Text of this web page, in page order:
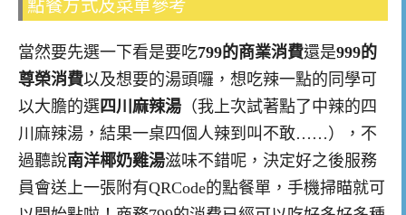
點餐方式及菜單參考
當然要先選一下看是要吃799的商業消費還是999的
尊榮消費以及想要的湯頭囉，想吃辣一點的同學可
以大膽的選 四川麻辣湯 （我上次試著點了中辣的四
川麻辣湯，結果一桌四個人辣到叫不敢……），不
過聽說南洋椰奶雞湯滋味不錯呢，決定好之後服務
員會送上一張附有QRCode的點餐單，手機掃瞄就可